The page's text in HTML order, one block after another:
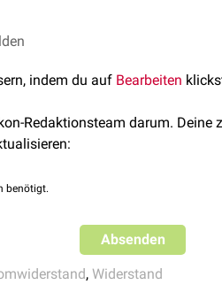
man diese zwei mit
Wechselstromwiderstand
Springer-Verlag, 13. Auflage
indem du auf Bearbeiten
Redaktionsteam darum. Deine
benötigt.
Absenden
, Widerstand